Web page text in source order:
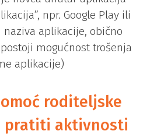
npr. Google Play ili
naziva aplikacije, obično
mogućnost trošenja
aplikacije)
roditeljske
pratiti aktivnosti